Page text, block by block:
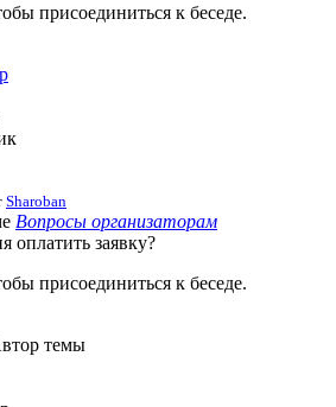
присоединиться к беседе.
Sharoban
Вопросы организаторам
оплатить заявку?
присоединиться к беседе.
темы